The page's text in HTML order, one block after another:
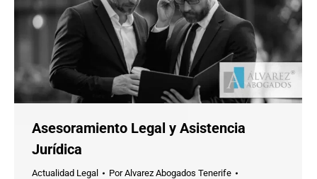
Asesoramiento Legal y Asistencia
Jurídica
Actualidad Legal PorAlvarez Abogados Tenerife